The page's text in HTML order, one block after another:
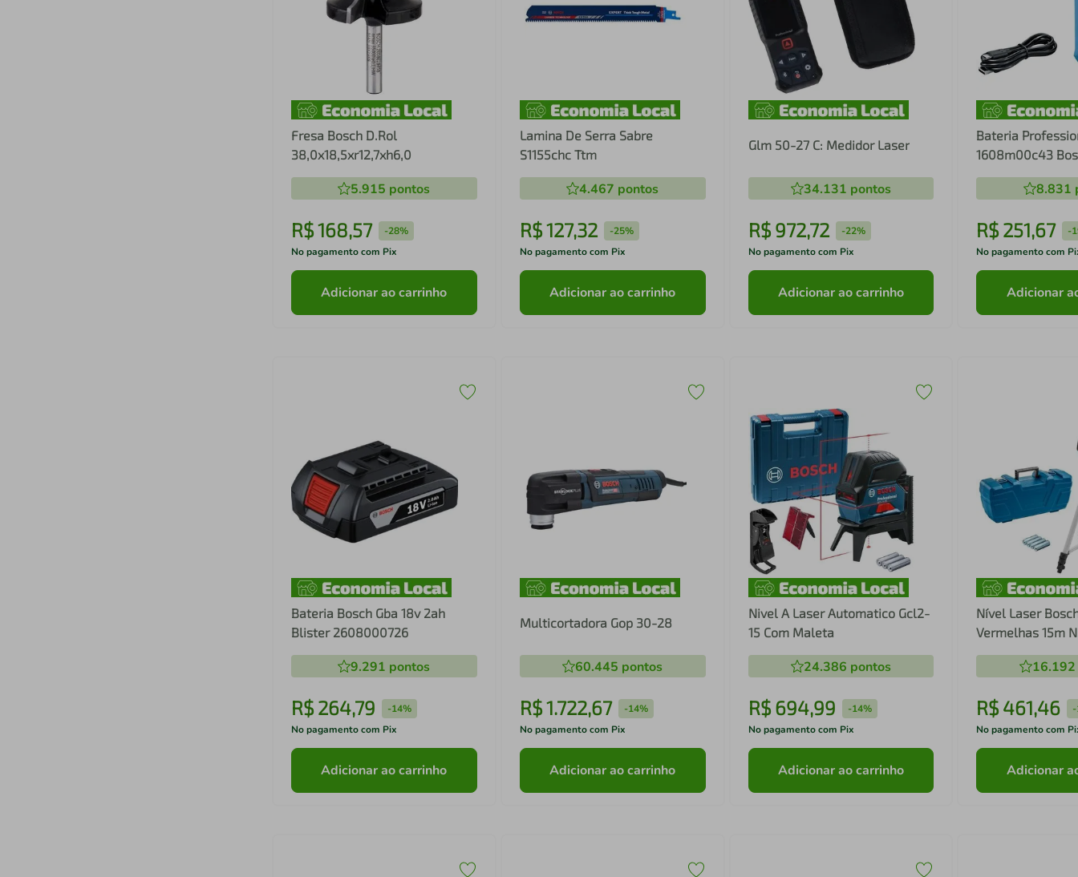
Fresa Bosch D.Rol
38,0x18,5xr12,7xh6,0
5.915 pontos
R$168,57 -28%
No pagamento com Pix
Adicionar ao carrinho
Lamina De Serra Sabre
S1155chc Ttm
4.467 pontos
R$127,32 -25%
No pagamento com Pix
Adicionar ao carrinho
Glm 50-27 C: Medidor Laser
34.131 pontos
R$ 972,72 -22%
No pagamento com Pix
Adicionar ao carrinho
Bateria
1608m00c43
8.831
R$251,67 -
No pagamento com
Adicionar
Bateria Bosch Gba 18v 2ah
Blister 2608000726
9.291 pontos
R$ 264,79 -14%
No pagamento com Pix
Adicionar ao carrinho
Multicortadora Gop 30-28
60.445 pontos
R$1.722,67 -14%
No pagamento com Pix
Adicionar ao carrinho
Nivel A Laser Automatico Gcl2-
15 Com Maleta
24.386 pontos
R$ 694,99 -14%
No pagamento com Pix
Adicionar ao carrinho
Nível Laser
Vermelhas 15m
16.192
R$461,46 -
No pagamento com
Adicionar